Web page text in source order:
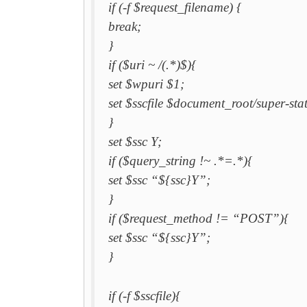
if (-f $request_filename) {
break;
}
if ($uri ~ /(.*)$){
set $wpuri $1;
set $sscfile $document_root/super-
}
set $ssc Y;
if ($query_string !~ .*=.*){
set $ssc “${ssc}Y”;
}
if ($request_method != “POST”){
set $ssc “${ssc}Y”;
}
if (-f $sscfile){